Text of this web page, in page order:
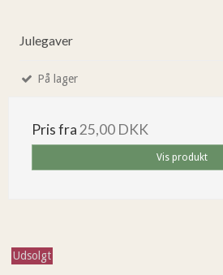
Julegaver
På lager
Pris fra25,00 DKK
Vis produkt
Udsolgt